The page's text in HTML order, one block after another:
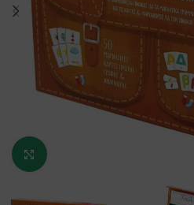
Κάντε κλικ για μεγέθυνση